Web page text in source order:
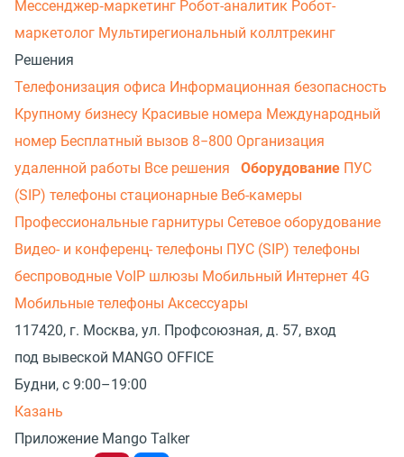
Мессенджер‑маркетинг Робот-аналитик Робот-
маркетолог Мультирегиональный коллтрекинг
Решения
Телефонизация офиса Информационная безопасность
Крупному бизнесу Красивые номера Международный
номер Бесплатный вызов 8−800 Организация
удаленной работы Все решения Оборудование ПУС
(SIP) телефоны стационарные Веб-камеры
Профессиональные гарнитуры Сетевое оборудование
Видео- и конференц- телефоны ПУС (SIP) телефоны
беспроводные VoIP шлюзы Мобильный Интернет 4G
Мобильные телефоны Аксессуары
117420, г. Москва, ул. Профсоюзная, д. 57, вход
под вывеской MANGO OFFICE
Будни, с 9:00–19:00
Казань
Приложение Mango Talker